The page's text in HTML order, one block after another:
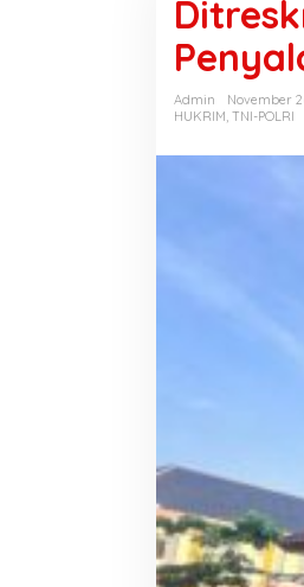
Admin
November
HUKRIM, TNI-POLRI